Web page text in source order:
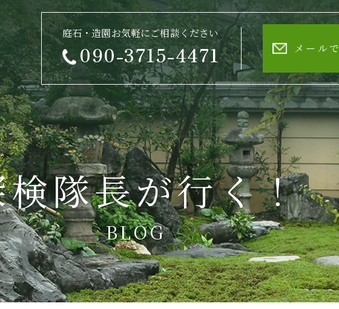
庭石・造園お気軽にご相談ください
090-3715-4471 メール
検隊長が行く！
BLOG